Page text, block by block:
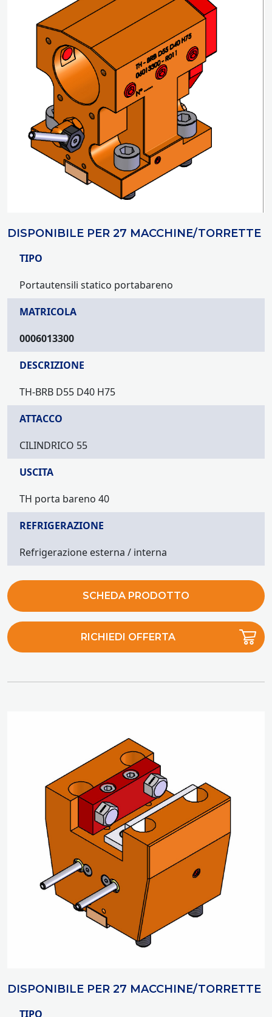
DISPONIBILE PER 27 MACCHINE/TORRETTE
TIPO
Portautensili statico portabareno
MATRICOLA
0006013300
DESCRIZIONE
TH-BRB D55 D40 H75
ATTACCO
CILINDRICO 55
USCITA
TH porta bareno 40
REFRIGERAZIONE
Refrigerazione esterna / interna
SCHEDA PRODOTTO
RICHIEDI OFFERTA
DISPONIBILE PER 27 MACCHINE/TORRETTE
TIPO